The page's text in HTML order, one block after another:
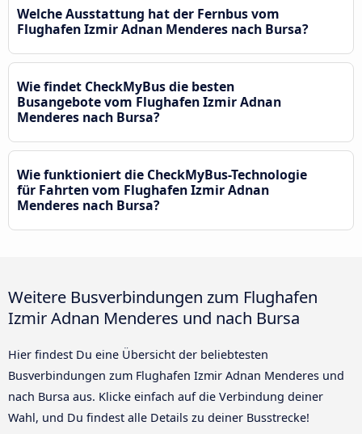
Welche Ausstattung hat der Fernbus vom
Flughafen Izmir Adnan Menderes nach Bursa?
Wie findet CheckMyBus die besten
Busangebote vom Flughafen Izmir Adnan
Menderes nach Bursa?
Wie funktioniert die CheckMyBus-Technologie
für Fahrten vom Flughafen Izmir Adnan
Menderes nach Bursa?
Weitere Busverbindungen zum Flughafen
Izmir Adnan Menderes und nach Bursa
Hier findest Du eine Übersicht der beliebtesten
Busverbindungen zum Flughafen Izmir Adnan Menderes und
nach Bursa aus. Klicke einfach auf die Verbindung deiner
Wahl, und Du findest alle Details zu deiner Busstrecke!